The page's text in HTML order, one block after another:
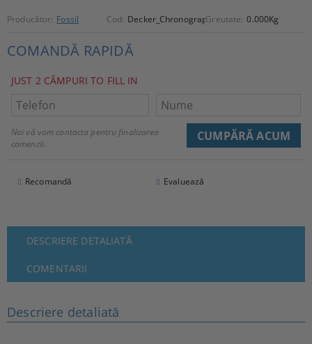
Producător: Fossil Cod: Decker_ChronographGreutate: 0.000Kg
COMANDĂ RAPIDĂ
JUST 2 CÂMPURI TO FILL IN
Noi vă vom contacta pentru finalizarea
comenzii.
Recomandă Evaluează
DESCRIERE DETALIATĂ
COMENTARII
Descriere detaliată